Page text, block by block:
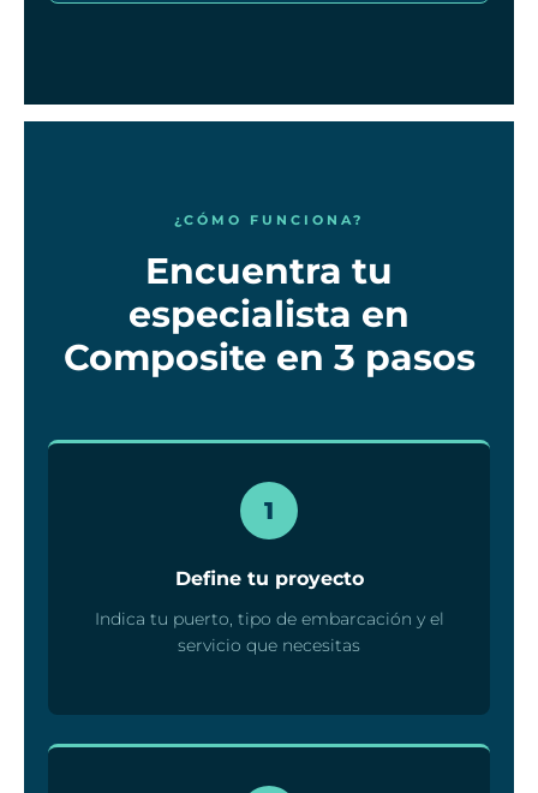
¿CÓMO FUNCIONA?
Encuentra tu
especialista en
Composite en 3 pasos
1
Define tu proyecto
Indica tu puerto, tipo de embarcación y el
servicio que necesitas